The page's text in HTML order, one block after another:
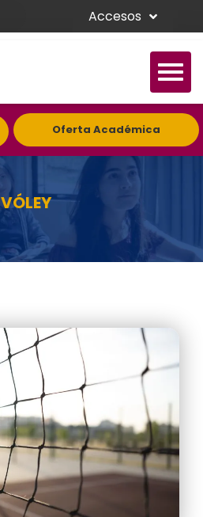
Accesos
Oferta Académica
VÓLEY